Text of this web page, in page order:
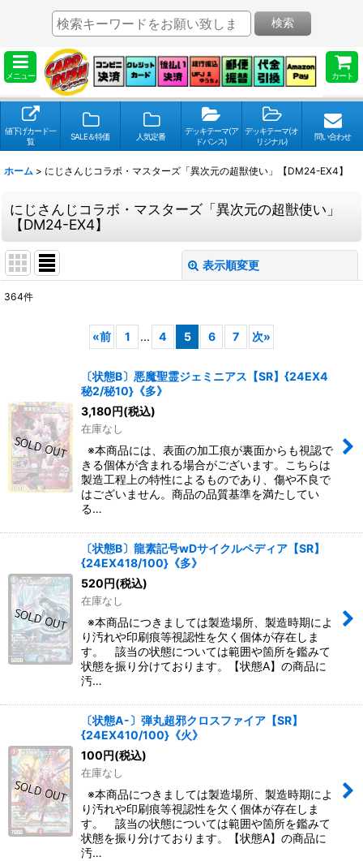
メニュー カート
検索
値下げカード一
覧
SALE＆特価 人気定番
デッキテーマ(ア
ドバンス)
デッキテーマ(オ
リジナル)
問い合わせ
ホーム > にじさんじコラボ・マスターズ「異次元の超獣使い」【DM24-EX4】
にじさんじコラボ・マスターズ「異次元の超獣使い」
【DM24-EX4】
表示順変更
絞り込む
364件
«前 1 ... 4 5 6 7 次»
〔状態B〕悪魔聖霊ジェミニアス【SR】{24EX4
秘2/秘10}《多》
3,180 円(税込)
在庫なし
※本商品には、表面の加工痕が裏面からも視認で
きる個体が含まれる場合がございます。こちらは
製造工程上の特性によるものであり、傷や不良で
はございません。商品の品質基準を満たしてい
る…
〔状態B〕龍素記号wDサイクルペディア【SR】
{24EX418/100}《多》
520 円(税込)
在庫なし
※本商品につきましては製造場所、製造時期によ
り汚れや印刷痕等視認性を欠く個体が存在しま
す。 該当の状態については範囲や箇所を鑑みて
状態を振り分けております。【状態A】の商品に
汚…
〔状態A-〕弾丸超邪クロスファイア【SR】
{24EX410/100}《火》
100 円(税込)
在庫なし
※本商品につきましては製造場所、製造時期によ
り汚れや印刷痕等視認性を欠く個体が存在しま
す。 該当の状態については範囲や箇所を鑑みて
状態を振り分けております。【状態A】の商品に
汚…